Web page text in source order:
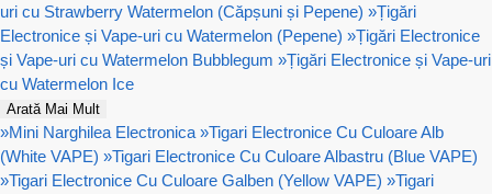
uri cu Strawberry Watermelon (Căpșuni și Pepene) »Țigări
Electronice și Vape-uri cu Watermelon (Pepene) »Țigări Electronice
și Vape-uri cu Watermelon Bubblegum »Țigări Electronice și Vape-uri
cu Watermelon Ice
Arată Mai Mult
»Mini Narghilea Electronica »Tigari Electronice Cu Culoare Alb
(White VAPE) »Tigari Electronice Cu Culoare Albastru (Blue VAPE)
»Tigari Electronice Cu Culoare Galben (Yellow VAPE) »Tigari